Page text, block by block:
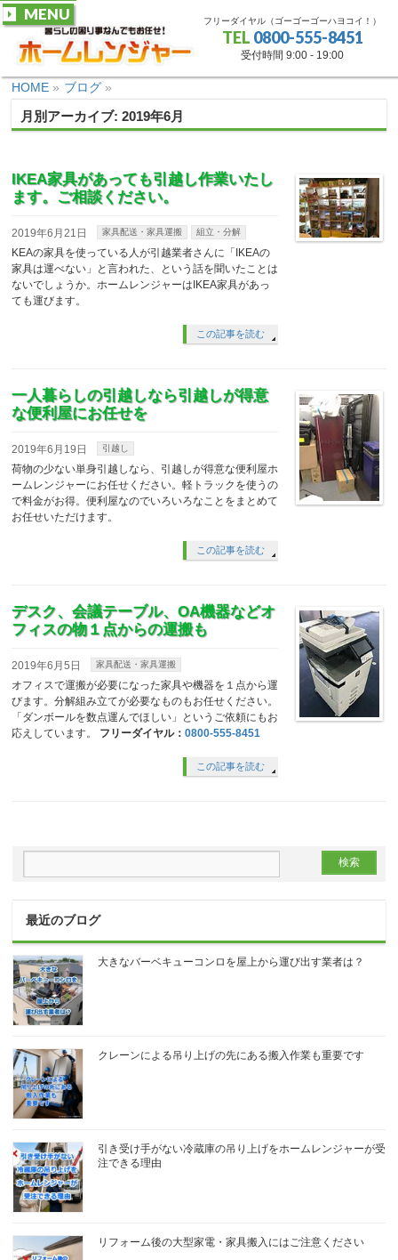
フリーダイヤル（ゴーゴーゴーハヨコイ！）
TEL 0800-555-8451
受付時間 9:00 - 19:00
MENU
HOME » ブログ »
月別アーカイブ: 2019年6月
IKEA家具があっても引越し作業いたし
ます。ご相談ください。
2019年6月21日 家具配送・家具運搬 組立・分解
KEAの家具を使っている人が引越業者さんに「IKEAの
家具は運べない」と言われた、という話を聞いたことは
ないでしょうか。ホームレンジャーはIKEA家具があっ
ても運びます。
この記事を読む
一人暮らしの引越しなら引越しが得意
な便利屋にお任せを
2019年6月19日 引越し
荷物の少ない単身引越しなら、引越しが得意な便利屋ホ
ームレンジャーにお任せください。軽トラックを使うの
で料金がお得。便利屋なのでいろいろなことをまとめて
お任せいただけます。
この記事を読む
デスク、会議テーブル、OA機器などオ
フィスの物１点からの運搬も
2019年6月5日 家具配送・家具運搬
オフィスで運搬が必要になった家具や機器を１点から運
びます。分解組み立てが必要なものもお任せください。
「ダンボールを数点運んでほしい」というご依頼にもお
応えしています。 フリーダイヤル：0800-555-8451
この記事を読む
最近のブログ
大きなバーベキューコンロを屋上から運び出す業者は？
クレーンによる吊り上げの先にある搬入作業も重要です
引き受け手がない冷蔵庫の吊り上げをホームレンジャーが受
注できる理由
リフォーム後の大型家電・家具搬入にはご注意ください